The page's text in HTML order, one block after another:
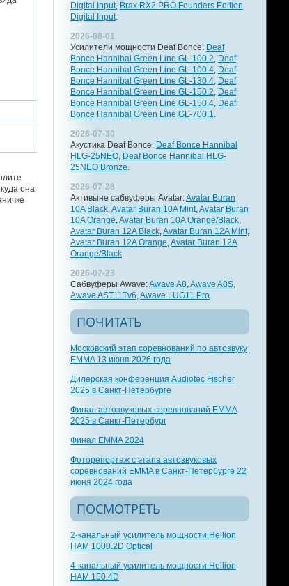
она
Digital Input, Brax RX2 PRO Founders Edition
Digital Input.
2026-08-01
Усилители мощности Deaf Bonce: Deaf
Bonce Hannibal Green Line GL-100.2, Deaf
Bonce Hannibal Green Line GL-100.4, Deaf
Bonce Hannibal Green Line GL-130.4, Deaf
Bonce Hannibal Green Line GL-150.2, Deaf
Bonce Hannibal Green Line GL-150.4, Deaf
Bonce Hannibal Green Line GL-700.1.
2026-07-30
Акустика Deaf Bonce: Deaf Bonce Hannibal
HLG-25NEO, Deaf Bonce Hannibal HLG-
25NEO Bronze.
2026-07-28
Активыне сабвуферы Avatar:Avatar Buran
10A Black,Avatar Buran 10A Mint,Avatar Buran
10A Orange,Avatar Buran 10A Orange/Black,
Avatar Buran 12A Black,Avatar Buran 12A Mint,
Avatar Buran 12A Orange,Avatar Buran 12A
Orange/Black.
2026-07-23
Сабвуферы Awave:Awave A8,Awave A8S,
Awave AST11Tv6,Awave LUG11 Pro.
ПОЧИТАТЬ
Московский этап соревнований по автозвуку
EMMA 13 июня 2026 года
Дилерская конференция Audiotec Fischer
2025 в Санкт-Петербурге
Финал автозвуковых соревнований EMMA
2025 в Санкт-Петербург
Финал EMMA 2024
Фоторепортаж с этапа автозвуковых
соревнований EMMA в Санкт-Петербурге 22
июня 2024 года
ПОСМОТРЕТЬ
2-канальный усилитель мощности Hellion
HAM 1000.2D Optical
4-канальный усилитель мощности Hellion
HAM 150.4D